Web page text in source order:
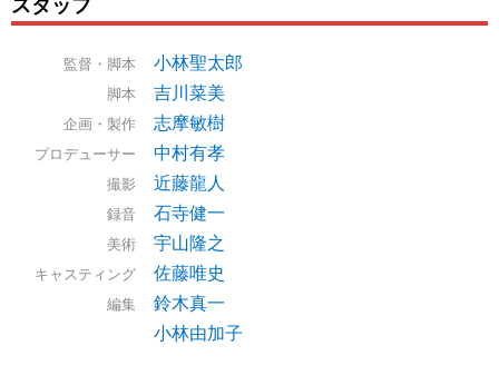
監督・脚本 小林聖太郎
脚本 吉川菜美
企画・製作 志摩敏樹
プロデューサー 中村有孝
撮影 近藤龍人
録音 石寺健一
美術 宇山隆之
キャスティング 佐藤唯史
編集
鈴木真一
小林由加子